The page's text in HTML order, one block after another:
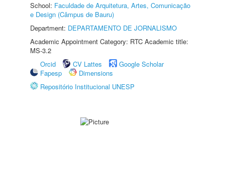
School: Faculdade de Arquitetura, Artes, Comunicação
e Design (Câmpus de Bauru)
Department: DEPARTAMENTO DE JORNALISMO
Academic Appointment Category: RTC Academic title:
MS-3.2
Orcid
CV Lattes
Google Scholar
Fapesp
Dimensions
Repositório Institucional UNESP